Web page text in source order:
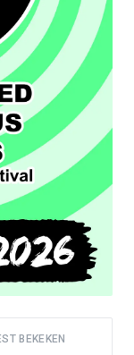
BEKEKEN